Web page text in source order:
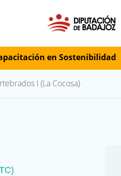
en Sostenibilidad
I (La Cocosa)